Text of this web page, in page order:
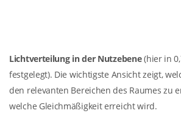
Lichtverteilung in der Nutzebene(hier in
festgelegt). Die wichtigste Ansicht zeigt,
den relevanten Bereichen des Raumes zu
welche Gleichmäßigkeit erreicht wird.